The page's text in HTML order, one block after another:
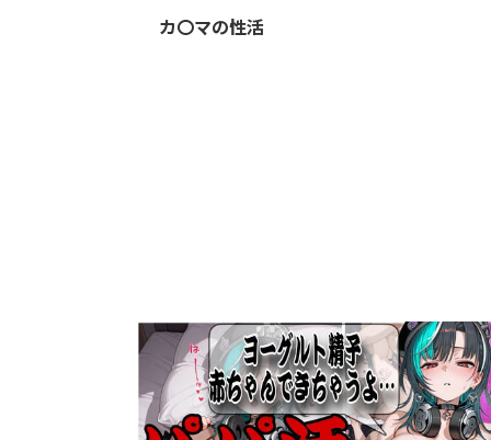
カ〇マの性活